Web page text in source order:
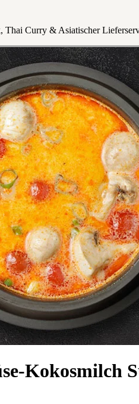
Thai Curry & Asiatischer
Kokosmilch